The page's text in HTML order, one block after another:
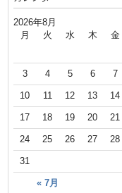
2026年8月
月 火 水 木 金
« 7月
3 4 5 6 7
10 11 12 13 14
17 18 19 20 21
24 25 26 27 28
31